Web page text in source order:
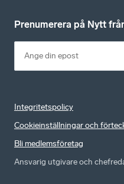
Prenumerera på Nytt
Integritetspolicy
Cookieinställningar och
Bli medlemsföretag
Ansvarig utgivare och